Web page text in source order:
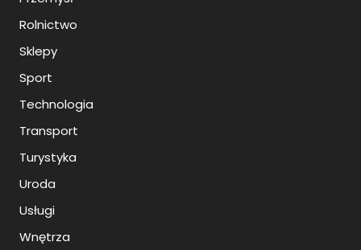
Rolnictwo
Sklepy
Sport
Technologia
Transport
Turystyka
Uroda
Usługi
Wnętrza